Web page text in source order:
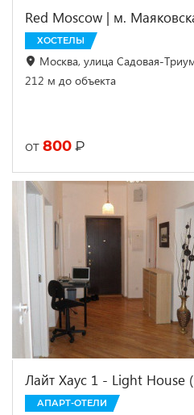
Red Moscow | м.
ХОСТЕЛЫ
Москва, улица Садовая-
212 м до объекта
от 800 ₽
Лайт Хаус 1 - Light House
АПАРТ-ОТЕЛИ